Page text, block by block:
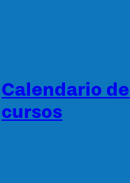
Calendario
cursos